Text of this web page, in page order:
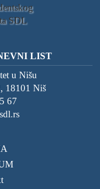
LIST
u Nišu
18101 Niš
67